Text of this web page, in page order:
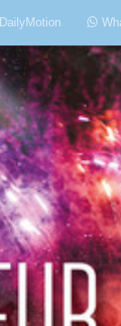
DailyMotion